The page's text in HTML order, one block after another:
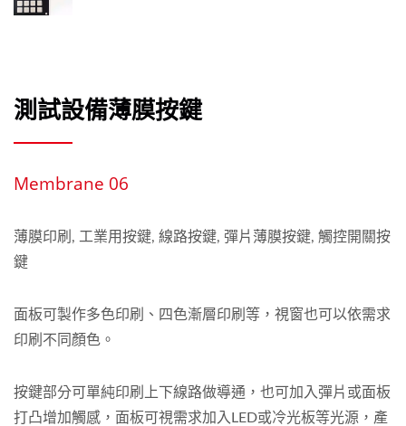
測試設備薄膜按鍵
Membrane 06
薄膜印刷, 工業用按鍵, 線路按鍵, 彈片薄膜按鍵, 觸控開關按
鍵
面板可製作多色印刷、四色漸層印刷等，視窗也可以依需求
印刷不同顏色。
按鍵部分可單純印刷上下線路做導通，也可加入彈片或面板
打凸增加觸感，面板可視需求加入LED或冷光板等光源，產